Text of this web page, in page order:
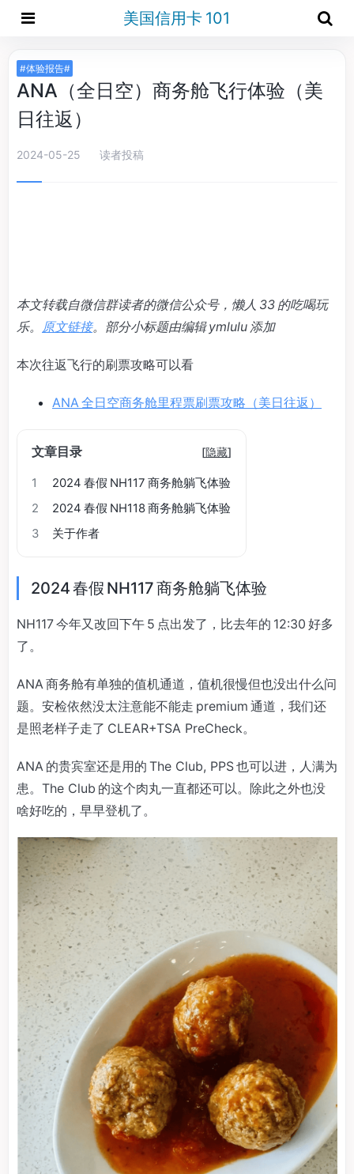
美国信用卡 101
#体验报告#
ANA（全日空）商务舱飞行体验（美
日往返）
2024-05-25 读者投稿
本文转载自微信群读者的微信公众号，懒人 33 的吃喝玩
乐。 原文链接。部分小标题由编辑 ymlulu 添加
本次往返飞行的刷票攻略可以看
ANA 全日空商务舱里程票刷票攻略（美日往返）
文章目录 [隐藏]
1
2024 春假 NH117 商务舱躺飞体验
2
2024 春假 NH118 商务舱躺飞体验
3
关于作者
2024 春假 NH117 商务舱躺飞体验
NH117 今年又改回下午 5 点出发了，比去年的 12:30 好多
了。
ANA 商务舱有单独的值机通道，值机很慢但也没出什么问
题。安检依然没太注意能不能走 premium 通道，我们还
是照老样子走了 CLEAR+TSA PreCheck。
ANA 的贵宾室还是用的 The Club, PPS 也可以进，人满为
患。The Club 的这个肉丸一直都还可以。除此之外也没
啥好吃的，早早登机了。